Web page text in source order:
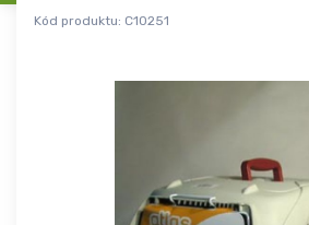
Kód produktu: C10251